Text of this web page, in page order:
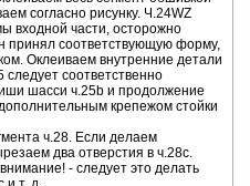
согласно рисунку. Ч.24WZ
входной части, осторожно
принял соответствующую форму,
Оклеиваем внутренние детали
следует соответственно
шасси ч.25b и продолжение
крепежом стойки
ч.28. Если делаем
два отверстия в ч.28с.
- следует это делать